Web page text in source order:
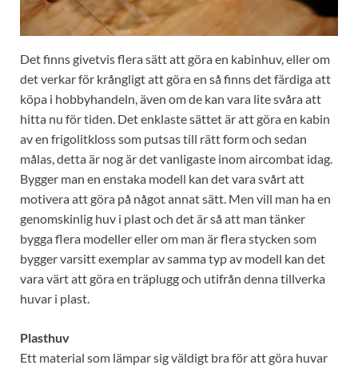
Det finns givetvis flera sätt att göra en kabinhuv, eller om
det verkar för krångligt att göra en så finns det färdiga att
köpa i hobbyhandeln, även om de kan vara lite svåra att
hitta nu för tiden. Det enklaste sättet är att göra en kabin
av en frigolitkloss som putsas till rätt form och sedan
målas, detta är nog är det vanligaste inom aircombat idag.
Bygger man en enstaka modell kan det vara svårt att
motivera att göra på något annat sätt. Men vill man ha en
genomskinlig huv i plast och det är så att man tänker
bygga flera modeller eller om man är flera stycken som
bygger varsitt exemplar av samma typ av modell kan det
vara värt att göra en träplugg och utifrån denna tillverka
huvar i plast.
Plasthuv
Ett material som lämpar sig väldigt bra för att göra huvar